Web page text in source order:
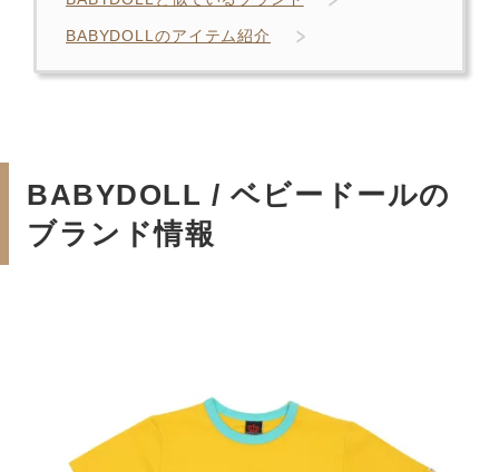
BABYDOLLのアイテム紹介
BABYDOLL / ベビードールの
ブランド情報